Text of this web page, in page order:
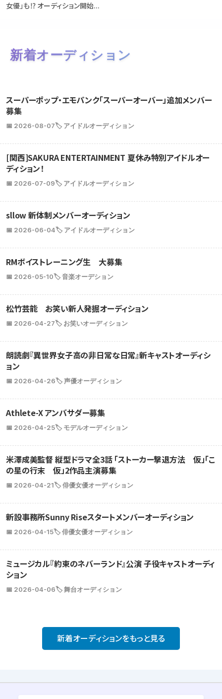
女優」も⁉ オーディション開始...
新着オーディション
スーパーポップ・エモパンク「スーパーオーバー」追加メンバー
募集
📅 2026-08-07🏷️ アイドルオーディション
[関西]SAKURA ENTERTAINMENT 夏休み特別アイドルオー
ディション！
📅 2026-07-09🏷️ アイドルオーディション
sllow 新体制メンバーオーディション
📅 2026-06-04🏷️ アイドルオーディション
RMボイストレーニング生 大募集
📅 2026-05-10🏷️ 音楽オーデション
松竹芸能 お笑い新人発掘オーディション
📅 2026-04-27🏷️ お笑いオーディション
朗読劇『異世界女子高の非日常な日常』新キャストオーディシ
ョン
📅 2026-04-26🏷️ 声優オーディション
Athlete-X アンバサダー募集
📅 2026-04-25🏷️ モデルオーディション
米澤成美監督 縦型ドラマ全3話 「ストーカー撃退方法 仮」「こ
の星の行末 仮」2作品主演募集
📅 2026-04-21🏷️ 俳優女優オーディション
新設事務所Sunny Riseスタートメンバーオーディション
📅 2026-04-15🏷️ 俳優女優オーディション
ミュージカル『約束のネバーランド』公演 子役キャストオーディ
ション
📅 2026-04-06🏷️ 舞台オーディション
新着オーディションをもっと見る